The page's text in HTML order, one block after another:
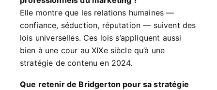
Elle montre que les relations humaines —
confiance, séduction, réputation — suivent des
lois universelles. Ces lois s’appliquent aussi
bien à une cour au XIXe siècle qu’à une
stratégie de contenu en 2024.
Que retenir de Bridgerton pour sa stratégie